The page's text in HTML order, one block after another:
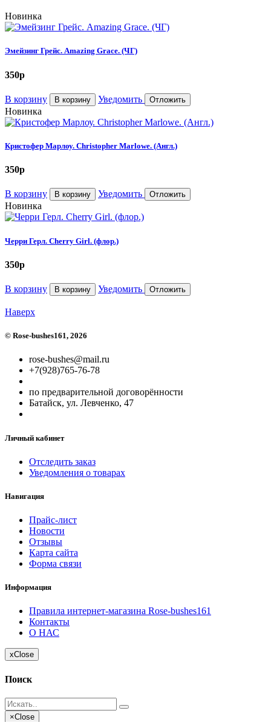
Новинка
Эмейзинг Грейс. Amazing Grace. (ЧГ)
350p
В корзину В корзину Уведомить Отложить
Новинка
Кристофер Марлоу. Christopher Marlowe. (Англ.)
350p
В корзину В корзину Уведомить Отложить
Новинка
Черри Герл. Cherry Girl. (флор.)
350p
В корзину В корзину Уведомить Отложить
Наверх
© Rose-bushes161, 2026
rose-bushes@mail.ru
+7(928)765-76-78
по предварительной договорённости
Батайск, ул. Левченко, 47
Личный кабинет
Отследить заказ
Уведомления о товарах
Навигация
Прайс-лист
Новости
Отзывы
Карта сайта
Форма связи
Информация
Правила интернет-магазина Rose-bushes161
Контакты
О НАС
xClose
Поиск
×Close